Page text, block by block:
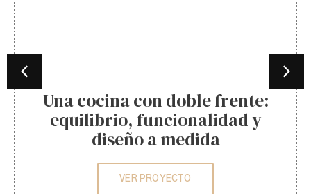
Una cocina con doble frente:
equilibrio, funcionalidad y
diseño a medida
VER PROYECTO